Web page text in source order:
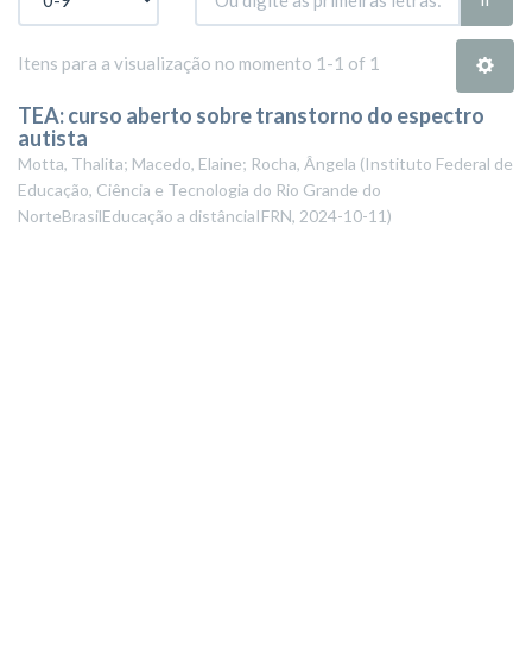
Itens para a visualização no momento 1-1 of 1
TEA: curso aberto sobre transtorno do espectro
autista
Motta, Thalita; Macedo, Elaine; Rocha, Ângela (Instituto Federal de
Educação, Ciência e Tecnologia do Rio Grande do
NorteBrasilEducação a distânciaIFRN, 2024-10-11)